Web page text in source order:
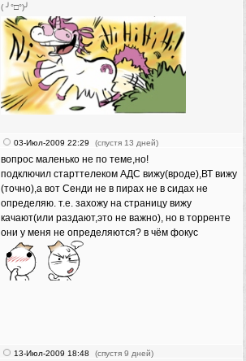
( ╯°□°)╯
03-Июл-2009 22:29 (спустя 13 дней)
вопрос маленько не по теме,но!
подключил старттелеком АДС вижу(вроде),ВТ вижу
(точно),а вот Сенди не в пирах не в сидах не
определяю. т.е. захожу на страницу вижу
качают(или раздают,это не важно), но в торренте
они у меня не определяются? в чём фокус
13-Июл-2009 18:48 (спустя 9 дней)